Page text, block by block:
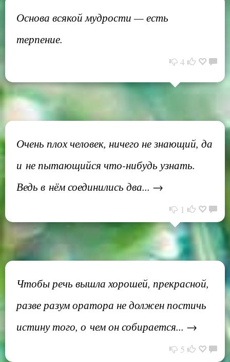
Основа всякой мудрости — есть
терпение.
4
Очень плох человек, ничего не знающий, да
и не пытающийся что-нибудь узнать.
Ведь в нём соединились два... →
1
Чтобы речь вышла хорошей, прекрасной,
разве разум оратора не должен постичь
истину того, о чем он собирается... →
5